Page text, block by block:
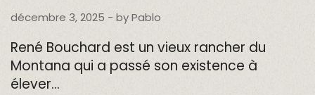
décembre 3, 2025 - byPablo
René Bouchard est un vieux rancher du
Montana qui a passé son existence à
élever…